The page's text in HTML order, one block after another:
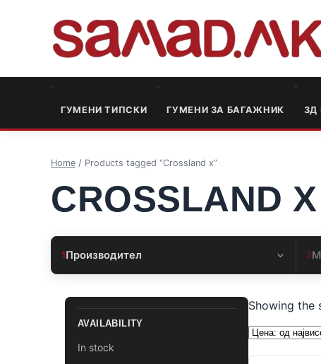
ГУМЕНИ ТИПСКИ ГУМЕНИ ЗА БАГАЖНИК 3Д
Home / Products tagged “Crossland x”
CROSSLAND X
1Производител 2
AVAILABILITY
In stock
Showing the